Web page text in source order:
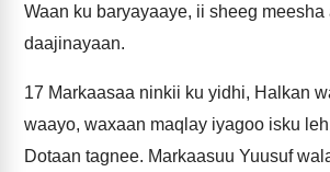
Waan ku baryayaaye, ii sheeg meesha
daajinayaan.
17 Markaasaa ninkii ku yidhi, Halkan
waayo, waxaan maqlay iyagoo isku
Dotaan tagnee. Markaasuu Yuusuf